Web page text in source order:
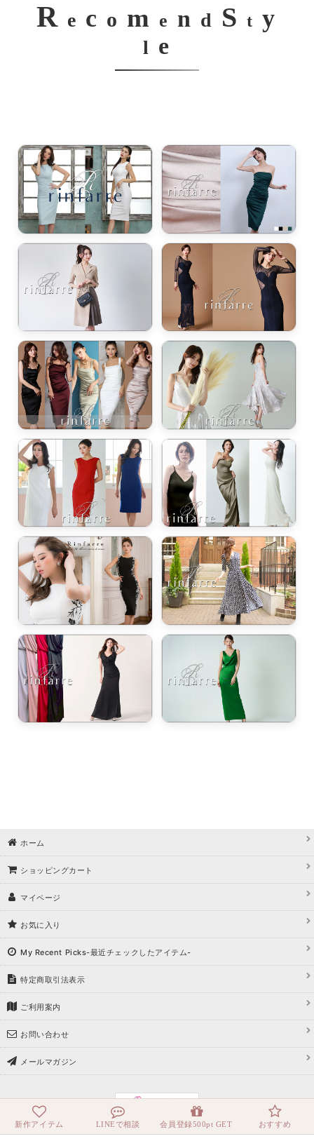
新作アイテム LINEで相談 会員登録500pt GET おすすめ
R e c o m e n d S t y
l e
てる一着。
ース
、自分らしく、美しく。-
ンピース
エレガンスをひとさじー
エット。 夏の視線を独り占めする「夏の主役ラップロングドレス」
ホーム
ショッピングカート
マイページ
お気に入り
My Recent Picks-最近チェックしたアイテム-
特定商取引法表示
ご利用案内
お問い合わせ
メールマガジン